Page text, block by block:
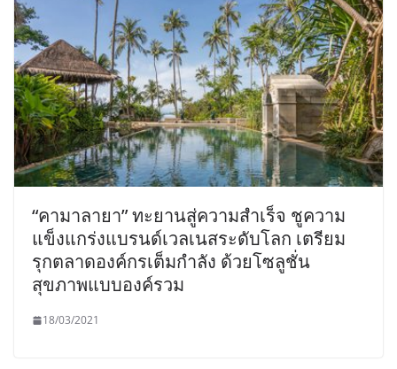
“คามาลายา” ทะยานสู่ความสำเร็จ ชูความ
แข็งแกร่งแบรนด์เวลเนสระดับโลก เตรียม
รุกตลาดองค์กรเต็มกำลัง ด้วยโซลูชั่น
สุขภาพแบบองค์รวม
18/03/2021